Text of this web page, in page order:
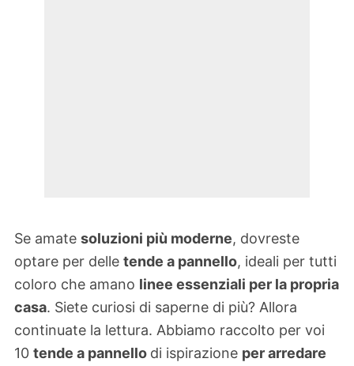
Se amate soluzioni più moderne, dovreste
optare per delle tende a pannello, ideali per tutti
coloro che amano linee essenziali per la propria
casa. Siete curiosi di saperne di più? Allora
continuate la lettura. Abbiamo raccolto per voi
10 tende a pannello di ispirazione per arredare